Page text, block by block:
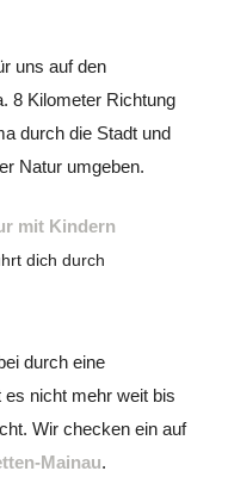
uns auf den
8 Kilometer Richtung
durch die Stadt und
Natur umgeben.
dich durch
durch eine
nicht mehr weit bis
Wir checken ein auf
Mainau.